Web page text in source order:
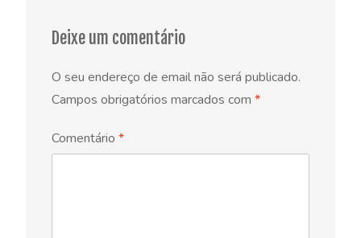
Deixe um comentário
O seu endereço de email não será publicado.
Campos obrigatórios marcados com *
Comentário *